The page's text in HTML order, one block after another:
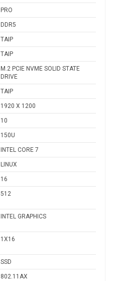
PRO
DDR5
TAIP
TAIP
M.2 PCIE NVME SOLID STATE
DRIVE
TAIP
1920 X 1200
10
150U
INTEL CORE 7
LINUX
16
512
INTEL GRAPHICS
1X16
SSD
802.11AX